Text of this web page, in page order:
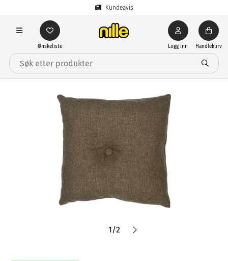
Kundeavis
Ønskeliste Logg inn Handlekurv
1/2